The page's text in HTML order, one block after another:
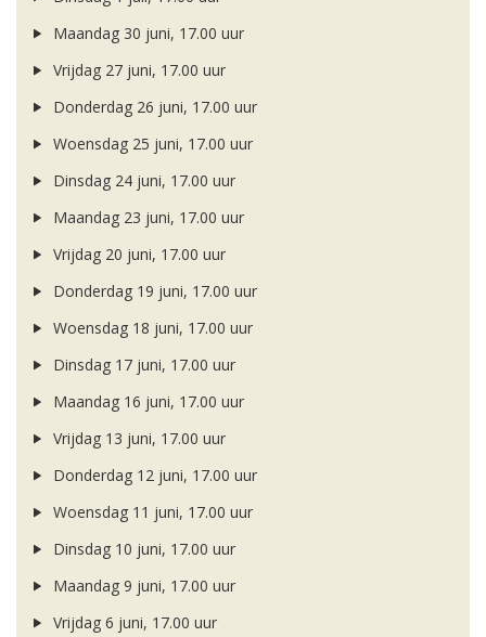
Maandag 30 juni, 17.00 uur
Vrijdag 27 juni, 17.00 uur
Donderdag 26 juni, 17.00 uur
Woensdag 25 juni, 17.00 uur
Dinsdag 24 juni, 17.00 uur
Maandag 23 juni, 17.00 uur
Vrijdag 20 juni, 17.00 uur
Donderdag 19 juni, 17.00 uur
Woensdag 18 juni, 17.00 uur
Dinsdag 17 juni, 17.00 uur
Maandag 16 juni, 17.00 uur
Vrijdag 13 juni, 17.00 uur
Donderdag 12 juni, 17.00 uur
Woensdag 11 juni, 17.00 uur
Dinsdag 10 juni, 17.00 uur
Maandag 9 juni, 17.00 uur
Vrijdag 6 juni, 17.00 uur